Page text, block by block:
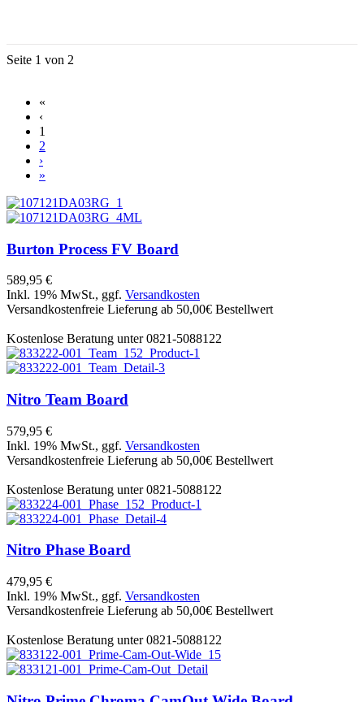
Seite 1 von 2
«
‹
1
2
›
»
Burton Process FV Board
589,95 €
Inkl. 19% MwSt., ggf. Versandkosten
Versandkostenfreie Lieferung ab 50,00€ Bestellwert
Kostenlose Beratung unter 0821-5088122
Nitro Team Board
579,95 €
Inkl. 19% MwSt., ggf. Versandkosten
Versandkostenfreie Lieferung ab 50,00€ Bestellwert
Kostenlose Beratung unter 0821-5088122
Nitro Phase Board
479,95 €
Inkl. 19% MwSt., ggf. Versandkosten
Versandkostenfreie Lieferung ab 50,00€ Bestellwert
Kostenlose Beratung unter 0821-5088122